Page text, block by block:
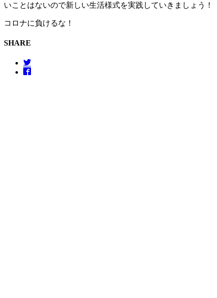
いことはないので新しい生活様式を実践していきましょう！
コロナに負けるな！
SHARE